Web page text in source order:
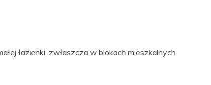
łazienki, zwłaszcza w blokach mieszkalnych